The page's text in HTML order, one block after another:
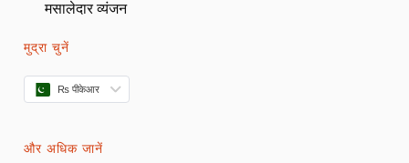
मसालेदार व्यंजन
मुद्रा चुनें
₨ पीकेआर
और अधिक जानें